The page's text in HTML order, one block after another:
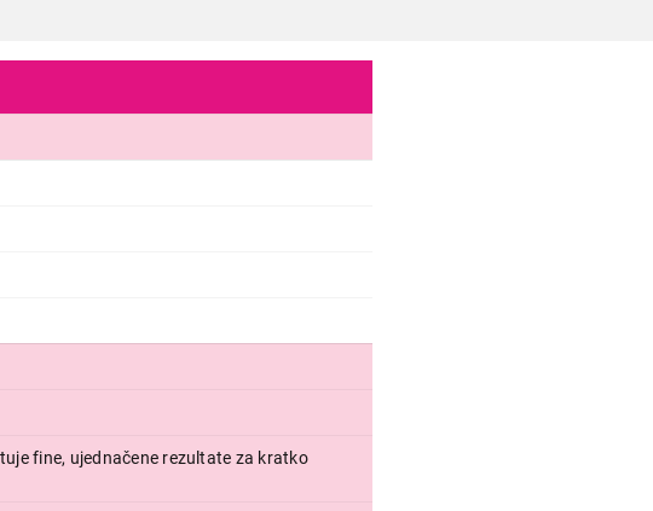
fine, ujednačene rezultate za kratko